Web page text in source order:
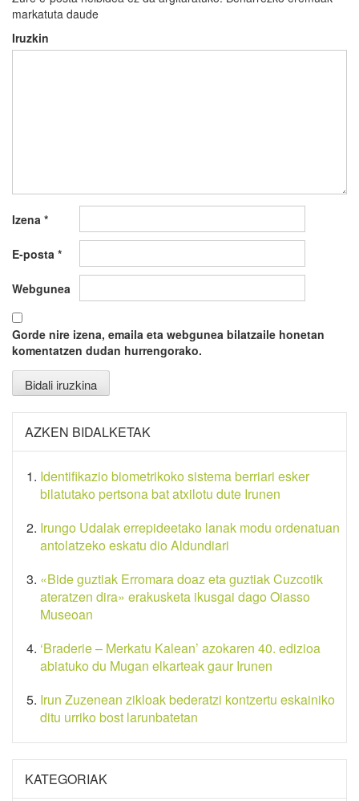
markatuta daude
Iruzkin
Izena *
E-posta *
Webgunea
Gorde nire izena, emaila eta webgunea bilatzaile honetan
komentatzen dudan hurrengorako.
AZKEN BIDALKETAK
Identifikazio biometrikoko sistema berriari esker
bilatutako pertsona bat atxilotu dute Irunen
Irungo Udalak errepideetako lanak modu ordenatuan
antolatzeko eskatu dio Aldundiari
«Bide guztiak Erromara doaz eta guztiak Cuzcotik
ateratzen dira» erakusketa ikusgai dago Oiasso
Museoan
‘Braderie – Merkatu Kalean’ azokaren 40. edizioa
abiatuko du Mugan elkarteak gaur Irunen
Irun Zuzenean zikloak bederatzi kontzertu eskainiko
ditu urriko bost larunbatetan
KATEGORIAK